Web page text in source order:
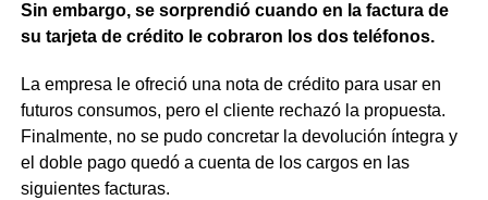
Sin embargo, se sorprendió cuando en la factura de
su tarjeta de crédito le cobraron los dos teléfonos.
La empresa le ofreció una nota de crédito para usar en
futuros consumos, pero el cliente rechazó la propuesta.
Finalmente, no se pudo concretar la devolución íntegra y
el doble pago quedó a cuenta de los cargos en las
siguientes facturas.